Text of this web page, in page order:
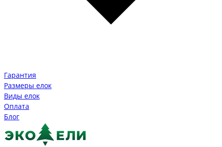
Гарантия
Размеры елок
Виды елок
Оплата
Блог